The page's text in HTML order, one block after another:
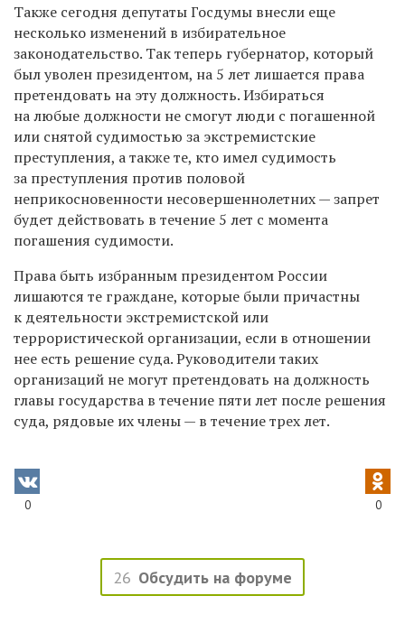
Также сегодня депутаты Госдумы внесли еще
несколько изменений в избирательное
законодательство. Так теперь губернатор, который
был уволен президентом, на 5 лет лишается права
претендовать на эту должность. Избираться
на любые должности не смогут люди с погашенной
или снятой судимостью за экстремистские
преступления, а также те, кто имел судимость
за преступления против половой
неприкосновенности несовершеннолетних — запрет
будет действовать в течение 5 лет с момента
погашения судимости.
Права быть избранным президентом России
лишаются те граждане, которые были причастны
к деятельности экстремистской или
террористической организации, если в отношении
нее есть решение суда. Руководители таких
организаций не могут претендовать на должность
главы государства в течение пяти лет после решения
суда, рядовые их члены — в течение трех лет.
0 0
26 Обсудить на форуме